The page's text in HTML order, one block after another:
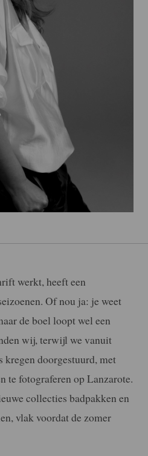
werkt, heeft een
Of nou ja: je weet
de boel loopt wel een
wij, terwijl we vanuit
kregen doorgestuurd, met
te fotograferen op Lanzarote.
collecties badpakken en
vlak voordat de zomer